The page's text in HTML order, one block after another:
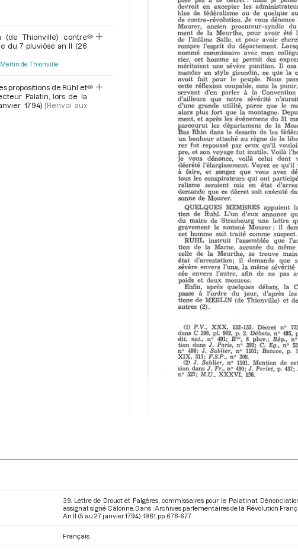
(de Thionville) contre
du 7 pluviôse an II (26
de Thionville
propositions de Rühl et
Palatin, lors de la
1794) [Renvoi aux
39. Lettre de Drouot et Falgères, commissaires pour le Palatinat.
assignat signé Calonne. Dans : Archives parlementaires de la Révolution
An II (5 au 27 janvier 1794) . 1961. pp. 676-677.
Français